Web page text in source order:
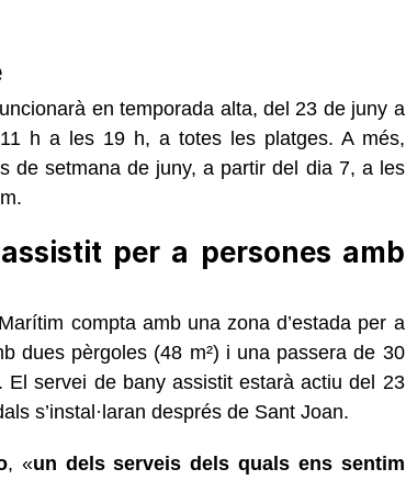
en temporada alta, del 23 de juny a
h a les 19 h, a totes les platges. A més,
de setmana de juny, a partir del dia 7, a les
per a persones amb
compta amb una zona d’estada per a
dues pèrgoles (48 m²) i una passera de 30
El servei de bany assistit estarà actiu del 23
s’instal·laran després de Sant Joan.
, «un dels serveis dels quals ens sentim